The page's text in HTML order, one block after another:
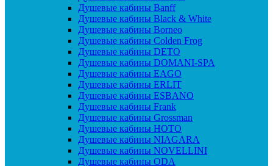
Душевые кабины Banff
Душевые кабины Black & White
Душевые кабины Borneo
Душевые кабины Colden Frog
Душевые кабины DETO
Душевые кабины DOMANI-SPA
Душевые кабины EAGO
Душевые кабины ERLIT
Душевые кабины ESBANO
Душевые кабины Frank
Душевые кабины Grossman
Душевые кабины HOTO
Душевые кабины NIAGARA
Душевые кабины NOVELLINI
Душевые кабины ODA